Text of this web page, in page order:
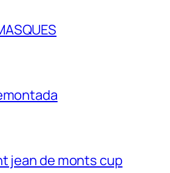
jean de monts cup